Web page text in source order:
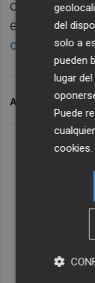
estatal,
contrato en
ARCHIVADO EN
del
solo a
pueden
lugar
Puede
cookies